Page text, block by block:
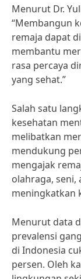
Menurut Dr.
“Membangun
remaja dapat
membantu
rasa percaya
yang sehat.”
Salah satu
kesehatan
melibatkan
mendukung
mengajak
olahraga, seni,
meningkatkan
Menurut data
prevalensi
di Indonesia
persen. Oleh